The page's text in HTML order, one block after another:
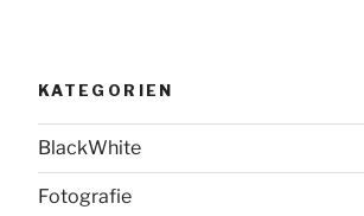
KATEGORIEN
BlackWhite
Fotografie